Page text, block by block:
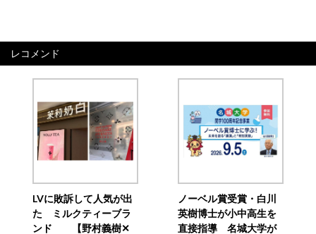
レコメンド
LVに敗訴して人気が出
た ミルクティーブラ
ンド 【野村義樹✕
ノーベル賞受賞・白川
英樹博士が小中高生を
直接指導 名城大学が